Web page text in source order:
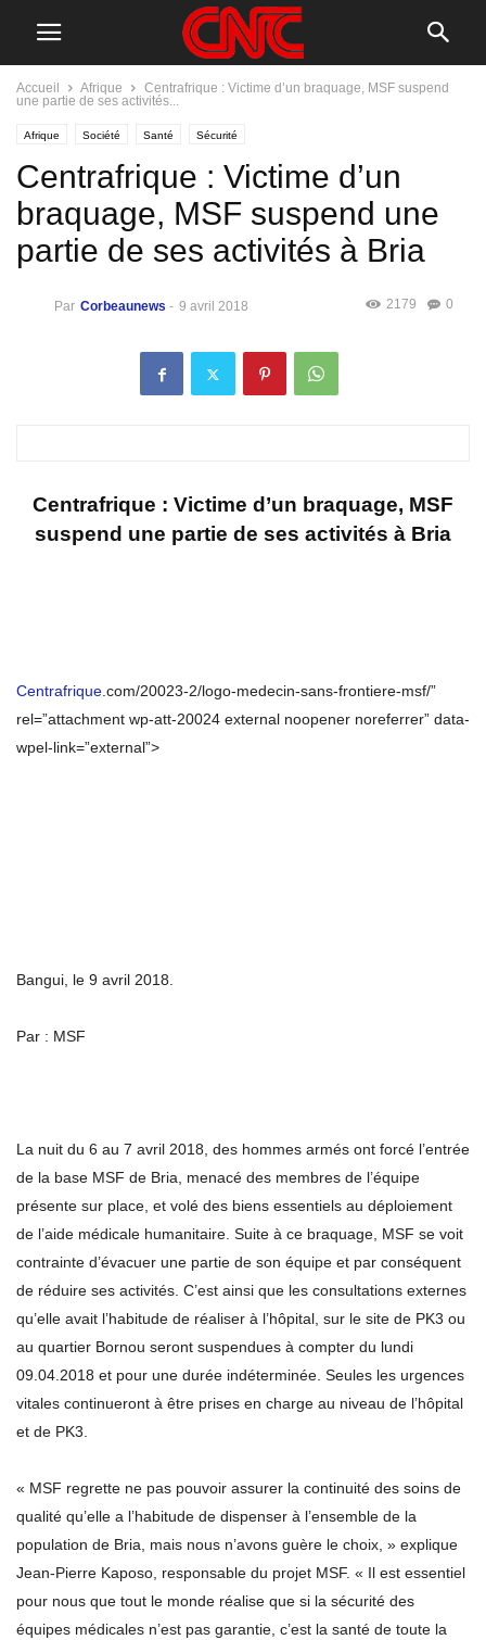
Accueil Afrique
Centrafrique : Victime d’un braquage, MSF suspend
une partie de ses activités...
Afrique Société Santé Sécurité
Centrafrique : Victime d’un
braquage, MSF suspend une
partie de ses activités à Bria
Par Corbeaunews - 9 avril 2018 0
2179
Centrafrique : Victime d’un braquage, MSF
suspend une partie de ses activités à Bria
Centrafrique.com/20023-2/logo-medecin-sans-frontiere-msf/”
rel=”attachment wp-att-20024 external noopener noreferrer” data-
wpel-link=”external”>
Bangui, le 9 avril 2018.
Par : MSF
La nuit du 6 au 7 avril 2018, des hommes armés ont forcé l’entrée
de la base MSF de Bria, menacé des membres de l’équipe
présente sur place, et volé des biens essentiels au déploiement
de l’aide médicale humanitaire. Suite à ce braquage, MSF se voit
contrainte d’évacuer une partie de son équipe et par conséquent
de réduire ses activités. C’est ainsi que les consultations externes
qu’elle avait l’habitude de réaliser à l’hôpital, sur le site de PK3 ou
au quartier Bornou seront suspendues à compter du lundi
09.04.2018 et pour une durée indéterminée. Seules les urgences
vitales continueront à être prises en charge au niveau de l’hôpital
et de PK3.
« MSF regrette ne pas pouvoir assurer la continuité des soins de
qualité qu’elle a l’habitude de dispenser à l’ensemble de la
population de Bria, mais nous n’avons guère le choix, » explique
Jean-Pierre Kaposo, responsable du projet MSF. « Il est essentiel
pour nous que tout le monde réalise que si la sécurité des
équipes médicales n’est pas garantie, c’est la santé de toute la